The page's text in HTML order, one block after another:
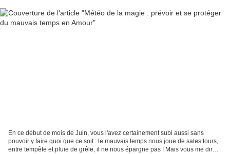
En ce début de mois de Juin, vous l'avez certainement subi aussi sans
pouvoir y faire quoi que ce soit : le mauvais temps nous joue de sales tours,
entre tempête et pluie de grêle, il ne nous épargne pas ! Mais vous me direz,